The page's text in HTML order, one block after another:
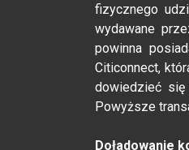
fizycznego
wydawane
powinna
Citiconnect,
dowiedzieć
Powyższe
Doładowanie